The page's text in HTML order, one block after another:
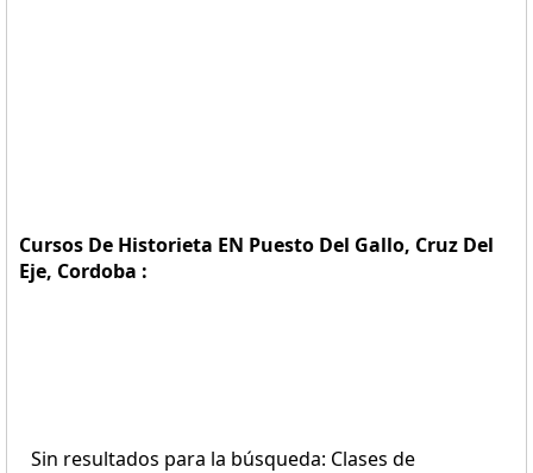
Cursos De Historieta EN Puesto Del Gallo, Cruz Del
Eje, Cordoba :
Sin resultados para la búsqueda: Clases de